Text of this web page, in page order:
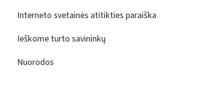
Interneto svetainės atitikties paraiška
Ieškome turto savininkų
Nuorodos